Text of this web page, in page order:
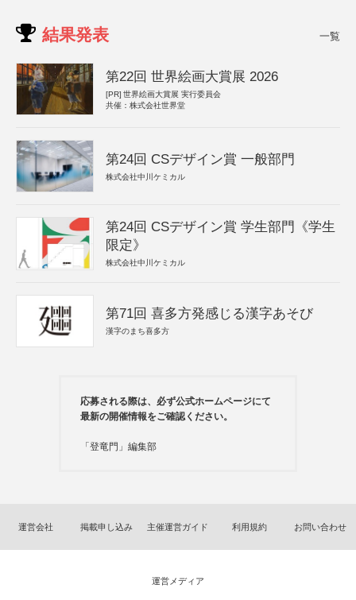
結果発表 一覧
第22回 世界絵画大賞展 2026
[PR] 世界絵画大賞展 実行委員会
共催：株式会社世界堂
第24回 CSデザイン賞 一般部門
株式会社中川ケミカル
第24回 CSデザイン賞 学生部門《学生
限定》
株式会社中川ケミカル
第71回 喜多方発感じる漢字あそび
漢字のまち喜多方
応募される際は、必ず公式ホームページにて
最新の開催情報をご確認ください。
「登竜門」編集部
運営会社 掲載申し込み 主催運営ガイド 利用規約 お問い合わせ
運営メディア